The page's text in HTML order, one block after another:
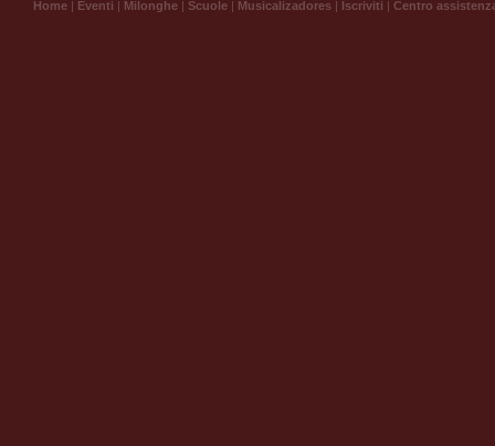
Home | Eventi | Milonghe | Scuole | Musicalizadores | Iscriviti | Centro